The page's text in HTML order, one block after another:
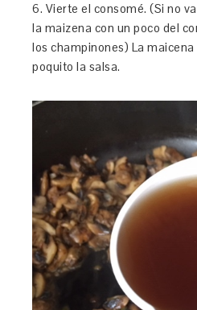
6. Vierte el consomé. (Si no
la maizena con un poco del
los champinones) La
poquito la salsa.